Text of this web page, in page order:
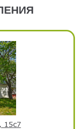
15с7